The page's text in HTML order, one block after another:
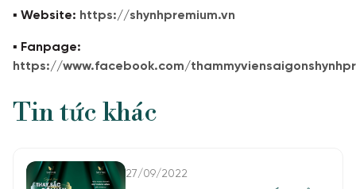
▪️ Website: https://shynhpremium.vn
▪️ Fanpage:
https://www.facebook.com/
Tin tức khác
27/09/2022